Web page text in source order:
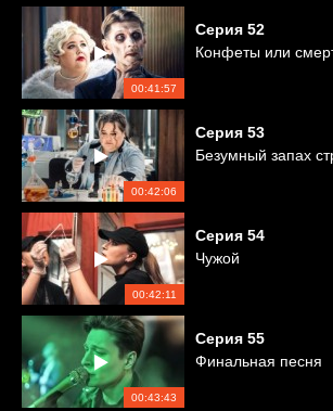
00:41:57
Серия 52
Конфеты или
00:42:06
Серия 53
Безумный запах
00:42:11
Серия 54
Чужой
00:43:43
Серия 55
Финальная песня